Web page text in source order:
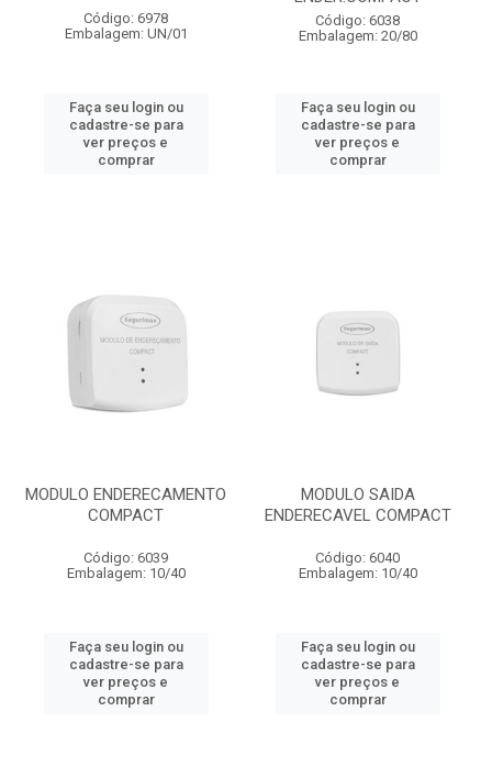
Código: 6978
Embalagem: UN/01
Faça seu login ou
cadastre-se para
ver preços e
comprar
Código: 6038
Embalagem: 20/80
Faça seu login ou
cadastre-se para
ver preços e
comprar
MODULO ENDERECAMENTO
COMPACT
Código: 6039
Embalagem: 10/40
Faça seu login ou
cadastre-se para
ver preços e
comprar
MODULO SAIDA
ENDERECAVEL COMPACT
Código: 6040
Embalagem: 10/40
Faça seu login ou
cadastre-se para
ver preços e
comprar